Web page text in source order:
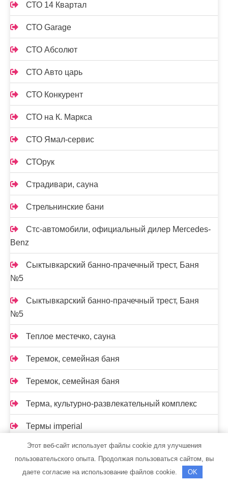
СТО 14 Квартал
СТО Garage
СТО Абсолют
СТО Авто царь
СТО Конкурент
СТО на К. Маркса
СТО Ямал-сервис
СТОрук
Страдивари, сауна
Стрельнинские бани
Стс-автомобили, официальный дилер Mercedes-
Benz
Сыктывкарский банно-прачечный трест, Баня
№5
Сыктывкарский банно-прачечный трест, Баня
№5
Теплое местечко, сауна
Теремок, семейная баня
Теремок, семейная баня
Терма, культурно-развлекательный комплекс
Термы imperial
Техно-Моторс — официальный дилер Киа
Тихая заводь, сауна
Этот веб-сайт использует файлы cookie для улучшения
пользовательского опыта. Продолжая пользоваться сайтом, вы
даете согласие на использование файлов cookie.
OK